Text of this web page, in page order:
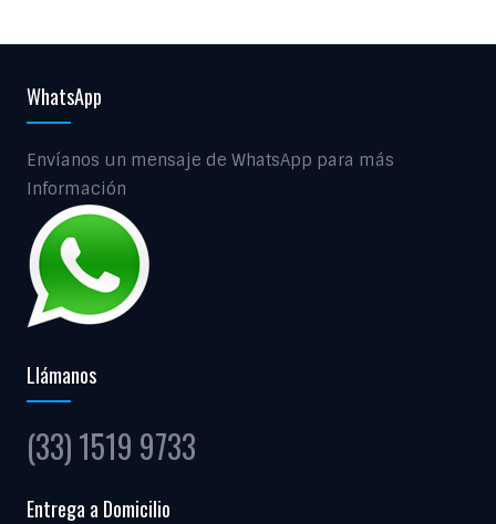
WhatsApp
Envíanos un mensaje de WhatsApp para más
Información
Llámanos
(33) 1519 9733
Entrega a Domicilio